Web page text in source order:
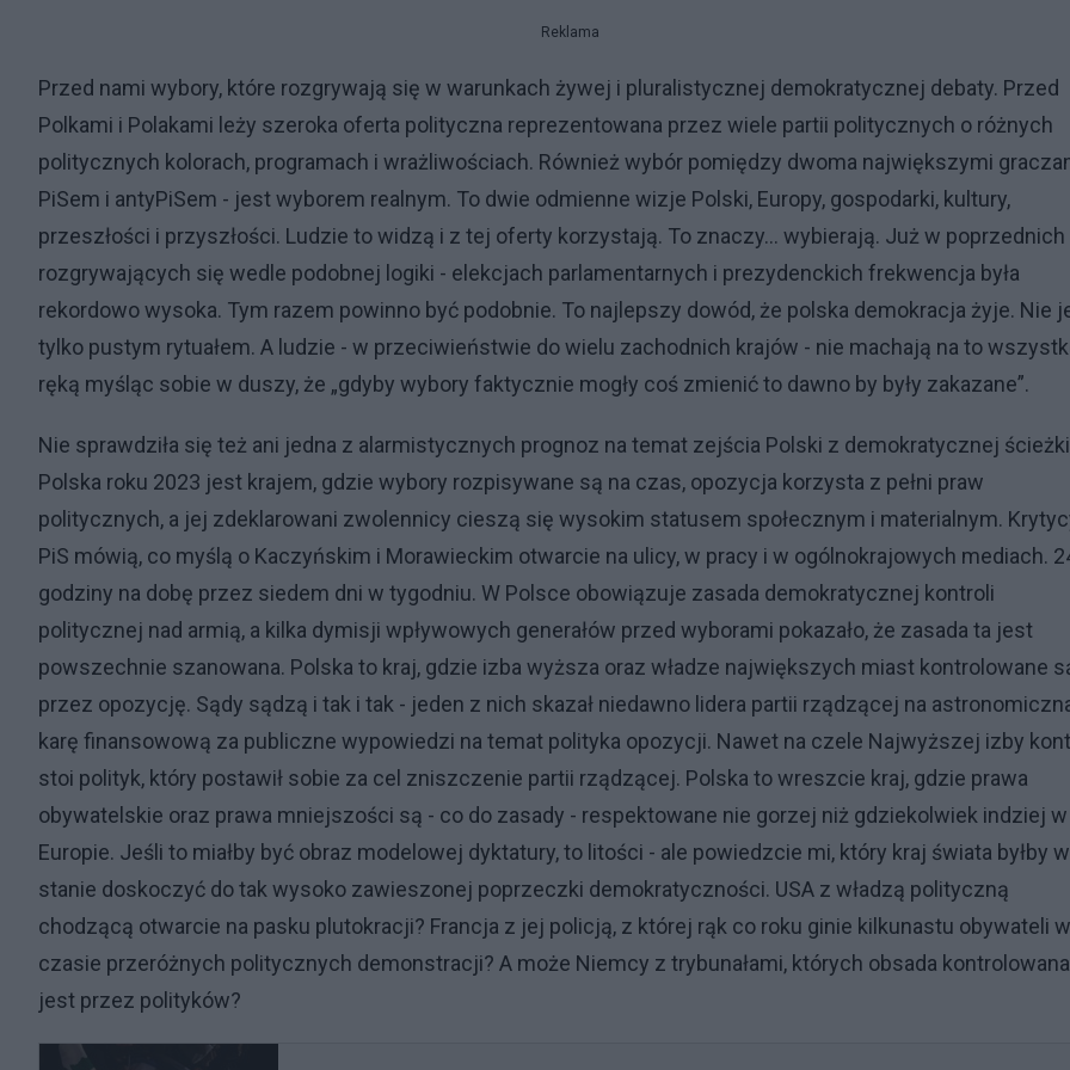
Reklama
Przed nami wybory, które rozgrywają się w warunkach żywej i pluralistycznej demokratycznej debaty. Przed
Polkami i Polakami leży szeroka oferta polityczna reprezentowana przez wiele partii politycznych o różnych
politycznych kolorach, programach i wrażliwościach. Również wybór pomiędzy dwoma największymi
PiSem i antyPiSem - jest wyborem realnym. To dwie odmienne wizje Polski, Europy, gospodarki, kultury,
przeszłości i przyszłości. Ludzie to widzą i z tej oferty korzystają. To znaczy… wybierają. Już w poprzednich
rozgrywających się wedle podobnej logiki - elekcjach parlamentarnych i prezydenckich frekwencja była
rekordowo wysoka. Tym razem powinno być podobnie. To najlepszy dowód, że polska demokracja żyje. Nie
tylko pustym rytuałem. A ludzie - w przeciwieństwie do wielu zachodnich krajów - nie machają na to
ręką myśląc sobie w duszy, że „gdyby wybory faktycznie mogły coś zmienić to dawno by były zakazane”.
Nie sprawdziła się też ani jedna z alarmistycznych prognoz na temat zejścia Polski z demokratycznej
Polska roku 2023 jest krajem, gdzie wybory rozpisywane są na czas, opozycja korzysta z pełni praw
politycznych, a jej zdeklarowani zwolennicy cieszą się wysokim statusem społecznym i materialnym.
PiS mówią, co myślą o Kaczyńskim i Morawieckim otwarcie na ulicy, w pracy i w ogólnokrajowych mediach.
godziny na dobę przez siedem dni w tygodniu. W Polsce obowiązuje zasada demokratycznej kontroli
politycznej nad armią, a kilka dymisji wpływowych generałów przed wyborami pokazało, że zasada ta jest
powszechnie szanowana. Polska to kraj, gdzie izba wyższa oraz władze największych miast kontrolowane
przez opozycję. Sądy sądzą i tak i tak - jeden z nich skazał niedawno lidera partii rządzącej na
karę finansowową za publiczne wypowiedzi na temat polityka opozycji. Nawet na czele Najwyższej izby
stoi polityk, który postawił sobie za cel zniszczenie partii rządzącej. Polska to wreszcie kraj, gdzie prawa
obywatelskie oraz prawa mniejszości są - co do zasady - respektowane nie gorzej niż gdziekolwiek indziej w
Europie. Jeśli to miałby być obraz modelowej dyktatury, to litości - ale powiedzcie mi, który kraj świata byłby w
stanie doskoczyć do tak wysoko zawieszonej poprzeczki demokratyczności. USA z władzą polityczną
chodzącą otwarcie na pasku plutokracji? Francja z jej policją, z której rąk co roku ginie kilkunastu obywateli w
czasie przeróżnych politycznych demonstracji? A może Niemcy z trybunałami, których obsada kontrolowana
jest przez polityków?